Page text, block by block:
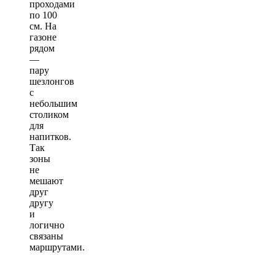
проходами
по 100
см. На
газоне
рядом
—
пару
шезлонгов
с
небольшим
столиком
для
напитков.
Так
зоны
не
мешают
друг
другу
и
логично
связаны
маршрутами.